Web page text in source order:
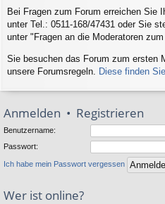
Bei Fragen zum Forum erreichen Sie
unter Tel.: 0511-168/47431 oder Sie
unter "Fragen an die Moderatoren zum
Sie besuchen das Forum zum ersten
unsere Forumsregeln.
Diese finden
Anmelden • Registrieren
Benutzername:
Passwort:
Ich habe mein Passwort vergessen
Wer ist online?